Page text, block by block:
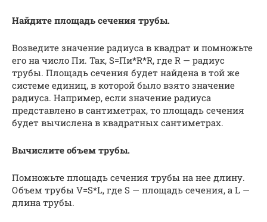
Найдите площадь сечения трубы.
Возведите значение радиуса в квадрат и помножьте
его на число Пи. Так, S=Пи*R*R, где R — радиус
трубы. Площадь сечения будет найдена в той же
системе единиц, в которой было взято значение
радиуса. Например, если значение радиуса
представлено в сантиметрах, то площадь сечения
будет вычислена в квадратных сантиметрах.
Вычислите объем трубы.
Помножьте площадь сечения трубы на нее длину.
Объем трубы V=S*L, где S — площадь сечения, а L —
длина трубы.